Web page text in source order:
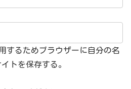
するためブラウザーに自分の名
トを保存する。